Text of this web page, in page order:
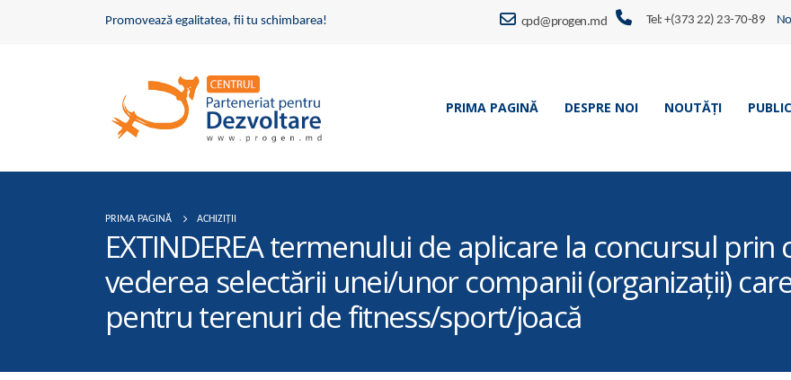
Promovează egalitatea, fii tu schimbarea! cpd@progen.md Tel: +(373 22) 23-70-89
PRIMA PAGINĂ DESPRE NOI NOUTĂȚI
PRIMA PAGINĂ ACHIZIȚII
EXTINDEREA termenului de aplicare la concursul
vederea selectării unei/unor companii (organizaţii)
pentru terenuri de fitness/sport/joacă